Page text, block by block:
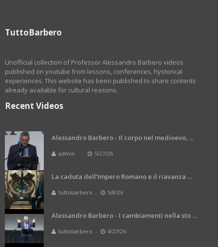
TuttoBarbero
Unofficial collection of Professor Alessandro Barbero videos
published on youtube from lessons, conferences, hystorical
experiences. This website has been published to share contents
already available for cultural reasons.
Recent Videos
Alessandro Barbero - Il corpo nel medioevo, ...
admin 5/27/26
La caduta dell’Impero Romano e il riavanza ...
tuttobarbero ... 5/8/26
Alessandro Barbero - I cambiamenti nella sto ...
tuttobarbero ... 4/27/26